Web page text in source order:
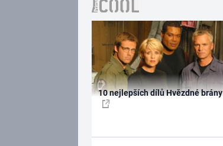
10 nejlepších dílů Hvězdné brány